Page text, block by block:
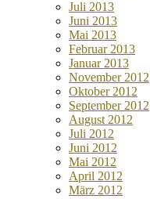
Juli 2013
Juni 2013
Mai 2013
Februar 2013
Januar 2013
November 2012
Oktober 2012
September 2012
August 2012
Juli 2012
Juni 2012
Mai 2012
April 2012
März 2012